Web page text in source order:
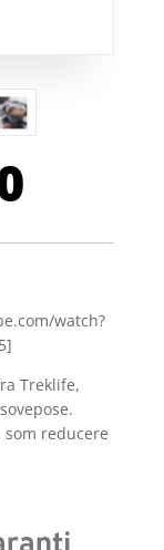
Den
pris
er:
watch?
Treklife,
reducere